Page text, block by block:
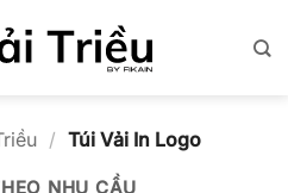
/ Túi Vải In Logo
NHU CẦU